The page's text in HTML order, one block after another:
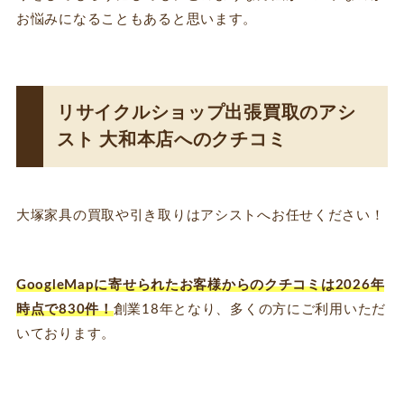
お悩みになることもあると思います。
リサイクルショップ出張買取のアシ
スト 大和本店へのクチコミ
大塚家具の買取や引き取りはアシストへお任せください！
GoogleMapに寄せられたお客様からのクチコミは2026年
時点で830件！創業18年となり、多くの方にご利用いただ
いております。